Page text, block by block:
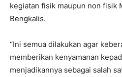
kegiatan fisik maupun non fisik
Bengkalis.
“Ini semua dilakukan agar
memberikan kenyamanan
menjadikannya sebagai salah